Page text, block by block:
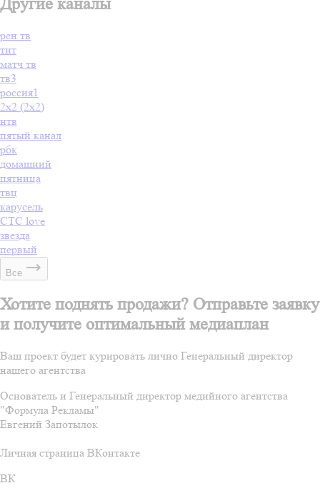
рен тв
тнт
матч тв
тв3
россия1
2х2 (2x2)
нтв
пятый канал
рбк
домашний
пятница
твц
карусель
СТС love
звезда
первый
Все
Хотите поднять продажи? Отправьте заявку
и получите оптимальный медиаплан
Ваш проект будет курировать лично Генеральный директор
нашего агентства
Основатель и Генеральный директор медийного агентства
"Формула Рекламы"
Евгений Запотылок
Личная страница ВКонтакте
ВК